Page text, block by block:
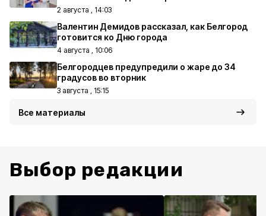
2 августа , 14:03
Валентин Демидов рассказал, как Белгород
готовится ко Дню города
4 августа , 10:06
Белгородцев предупредили о жаре до 34
градусов во вторник
3 августа , 15:15
Все материалы
Выбор редакции